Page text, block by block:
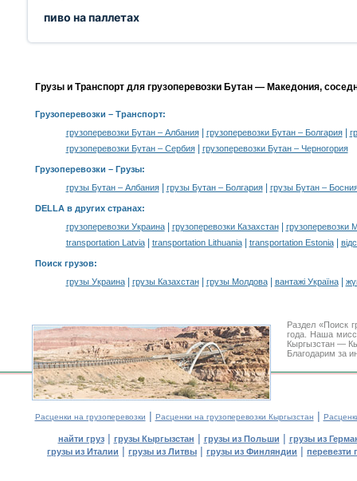
пиво на паллетах
Грузы и Транспорт для грузоперевозки Бутан — Македония,
Грузоперевозки – Транспорт:
грузоперевозки Бутан – Албания| грузоперевозки Бутан – Болгария|
грузоперевозки Бутан – Сербия| грузоперевозки Бутан – Черногория
Грузоперевозки – Грузы:
грузы Бутан – Албания| грузы Бутан – Болгария| грузы Бутан –
DELLA в других странах:
грузоперевозки Украина| грузоперевозки Казахстан|
грузоперевозки
transportation Latvia| transportation Lithuania| transportation Estonia|
Поиск грузов:
грузы Украина| грузы Казахстан| грузы Молдова| вантажі Україна|
Раздел «Поиск
года. Наша
Кыргызстан —
Благодарим за
Расценки на грузоперевозки | Расценки на грузоперевозки Кыргызстан |
найти груз| грузы Кыргызстан | грузы из Польши | грузы из
грузы из Италии | грузы из Литвы | грузы из Финляндии | перевезти